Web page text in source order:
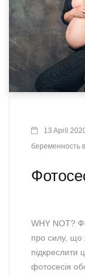
13 April
беременность
WHY NOT?
про силу, що
підкреслити
фотосесія